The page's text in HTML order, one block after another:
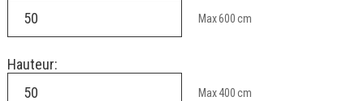
Max600cm
Hauteur:
Max400cm